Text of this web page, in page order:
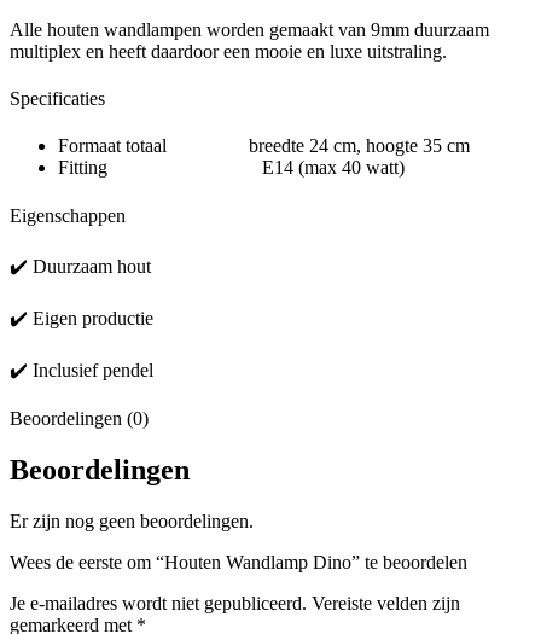
Alle houten wandlampen worden gemaakt van 9mm duurzaam
multiplex en heeft daardoor een mooie en luxe uitstraling.
Specificaties
Formaat totaal breedte 24 cm, hoogte 35 cm
Fitting E14 (max 40 watt)
Eigenschappen
✔️ Duurzaam hout
✔️ Eigen productie
✔️ Inclusief pendel
Beoordelingen (0)
Beoordelingen
Er zijn nog geen beoordelingen.
Wees de eerste om “Houten Wandlamp Dino” te beoordelen
Je e-mailadres wordt niet gepubliceerd. Vereiste velden zijn
gemarkeerd met *